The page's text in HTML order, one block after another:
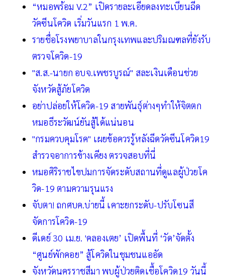
“หมอพร้อม V.2” เปิดรายละเอียดลงทะเบียนฉีด
วัคซีนโควิด เริ่มวันแรก 1 พ.ค.
รายชื่อโรงพยาบาลในกรุงเทพและปริมณฑลที่ยังรับ
ตรวจโควิด-19
"ส.ส.-นายก อบจ.เพชรบูรณ์" สละเงินเดือนช่วย
จังหวัดสู้ภัยโควิด
อย่าปล่อยให้โควิด-19 สายพันธุ์ต่างๆทำให้จิตตก
หมอธีระวัฒน์ยันสู้ได้แน่นอน
"กรมควบคุมโรค" เผยข้อควรรู้หลังฉีดวัคซีนโควิด19
สำรวจอาการข้างเคียง ตรวจสอบที่นี่
หมอศิริราชไขปมการจัดระดับสถานที่ดูแลผู้ป่วยโค
วิด-19 ตามความรุนแรง
จับตา! ถกศบค.บ่ายนี้ เคาะยกระดับ-ปรับโซนสี
จัดการโควิด-19
ดีเดย์ 30 เม.ย. 'คลองเตย’ เปิดพื้นที่ ‘วัด’จัดตั้ง
“ศูนย์พักคอย” สู้โควิดในชุมชนแออัด
จังหวัดนครราชสีมา พบผู้ป่วยติดเชื้อโควิด19 วันนี้